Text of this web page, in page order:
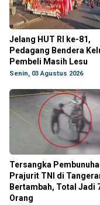
Jelang HUT RI ke-81,
Pedagang Bendera
Pembeli Masih Lesu
Senin, 03 Agustus 2026
Tersangka
Prajurit TNI di
Bertambah, Total Jadi
Orang